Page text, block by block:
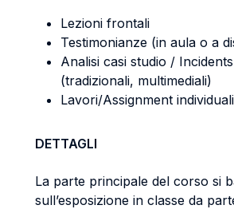
Lezioni frontali
Testimonianze (in aula o a
Analisi casi studio /
(tradizionali, multimediali)
Lavori/Assignment individuali
DETTAGLI
La parte principale del corso si
sull’esposizione in classe da